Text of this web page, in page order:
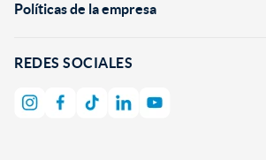
Políticas de la empresa
REDES SOCIALES